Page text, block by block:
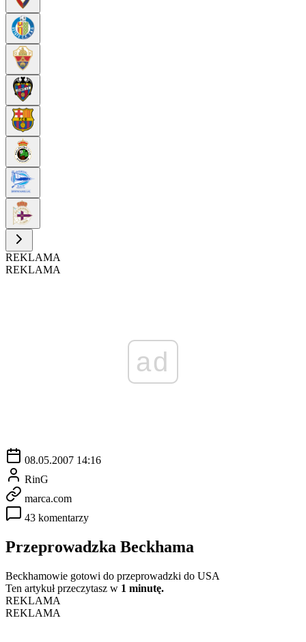
REKLAMA
REKLAMA
ad
08.05.2007 14:16
RinG
marca.com
43 komentarzy
Przeprowadzka Beckhama
Beckhamowie gotowi do przeprowadzki do USA
Ten artykuł przeczytasz w 1 minutę.
REKLAMA
REKLAMA